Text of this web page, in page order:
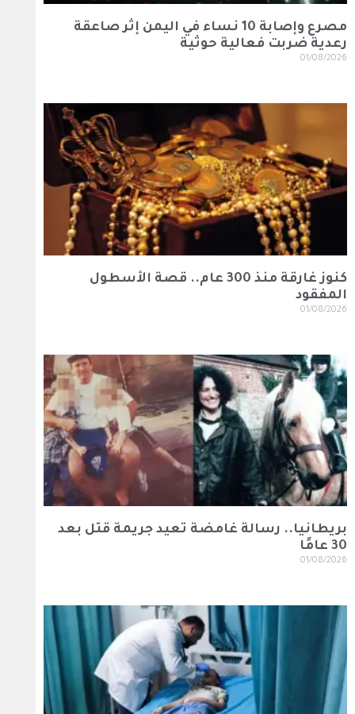
مصرع وإصابة 10 نساء في اليمن إثر صاعقة
رعدية ضربت فعالية حوثية
01/08/2026
كنوز غارقة منذ 300 عام.. قصة الأسطول
المفقود
01/08/2026
بريطانيا.. رسالة غامضة تعيد جريمة قتل بعد
30 عامًا
01/08/2026